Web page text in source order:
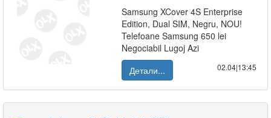
Samsung XCover 4S Enterprise
Edition, Dual SIM, Negru, NOU!
Telefoane Samsung 650 lei
Negociabil Lugoj Azi
Детали...
02.04|13:45